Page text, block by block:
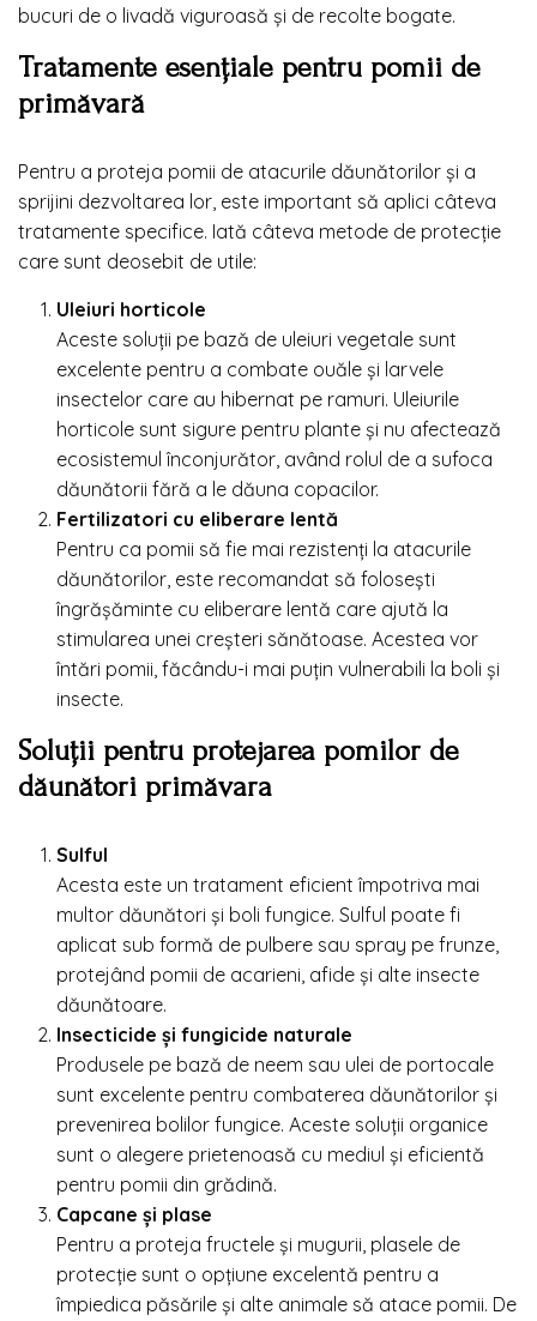
bucuri de o livadă viguroasă și de recolte bogate.
Tratamente esențiale pentru pomii de
primăvară
Pentru a proteja pomii de atacurile dăunătorilor și a
sprijini dezvoltarea lor, este important să aplici câteva
tratamente specifice. Iată câteva metode de protecție
care sunt deosebit de utile:
Uleiuri horticole
Aceste soluții pe bază de uleiuri vegetale sunt
excelente pentru a combate ouăle și larvele
insectelor care au hibernat pe ramuri. Uleiurile
horticole sunt sigure pentru plante și nu afectează
ecosistemul înconjurător, având rolul de a sufoca
dăunătorii fără a le dăuna copacilor.
Fertilizatori cu eliberare lentă
Pentru ca pomii să fie mai rezistenți la atacurile
dăunătorilor, este recomandat să folosești
îngrășăminte cu eliberare lentă care ajută la
stimularea unei creșteri sănătoase. Acestea vor
întări pomii, făcându-i mai puțin vulnerabili la boli și
insecte.
Soluții pentru protejarea pomilor de
dăunători primăvara
Sulful
Acesta este un tratament eficient împotriva mai
multor dăunători și boli fungice. Sulful poate fi
aplicat sub formă de pulbere sau spray pe frunze,
protejând pomii de acarieni, afide și alte insecte
dăunătoare.
Insecticide și fungicide naturale
Produsele pe bază de neem sau ulei de portocale
sunt excelente pentru combaterea dăunătorilor și
prevenirea bolilor fungice. Aceste soluții organice
sunt o alegere prietenoasă cu mediul și eficientă
pentru pomii din grădină.
Capcane și plase
Pentru a proteja fructele și mugurii, plasele de
protecție sunt o opțiune excelentă pentru a
împiedica păsările și alte animale să atace pomii. De